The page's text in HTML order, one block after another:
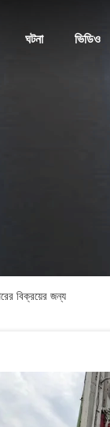
ঘটনা ভিডিও
বিক্রয়ের জন্য